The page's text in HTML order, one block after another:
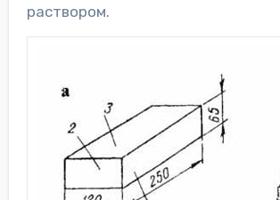
раствором.